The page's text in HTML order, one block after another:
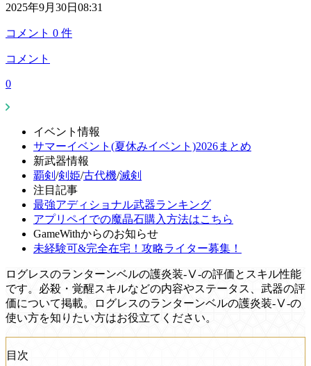
2025年9月30日08:31
コメント 0 件
コメント
0
イベント情報
サマーイベント(夏休みイベント)2026まとめ
新武器情報
覇剣 /剣姫/古代機/滅剣
注目記事
最強アディショナル武器ランキング
アプリペイでの魔晶石購入方法はこちら
GameWithからのお知らせ
未経験可&完全在宅！攻略ライター募集！
ログレスのランターンベルの護炎装-Ⅴ-の評価とスキル性能
です。必殺・覚醒スキルなどの内容やステータス、武器の評
価について掲載。ログレスのランターンベルの護炎装-Ⅴ-の
使い方を知りたい方はお役立てください。
目次